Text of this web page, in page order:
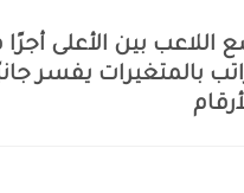
اللاعب بين الأعلى
بالمتغيرات يفسر